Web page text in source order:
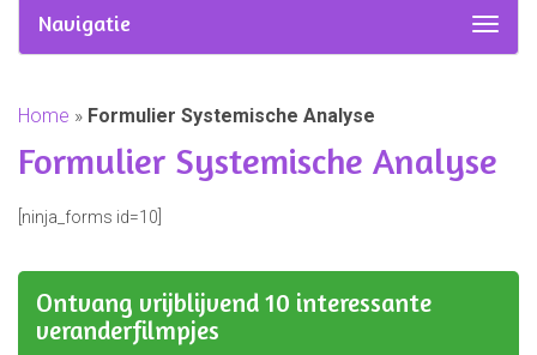
Navigatie
Home » Formulier Systemische Analyse
Formulier Systemische Analyse
[ninja_forms id=10]
Ontvang vrijblijvend 10 interessante
veranderfilmpjes